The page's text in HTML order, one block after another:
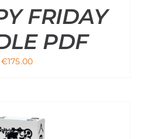
FRIDAY
PDF
€175.00